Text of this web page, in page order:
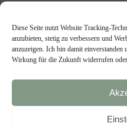
Diese Seite nutzt Website Tracking-
anzubieten, stetig zu verbessern und
anzuzeigen. Ich bin damit
Wirkung für die Zukunft widerrufen oder